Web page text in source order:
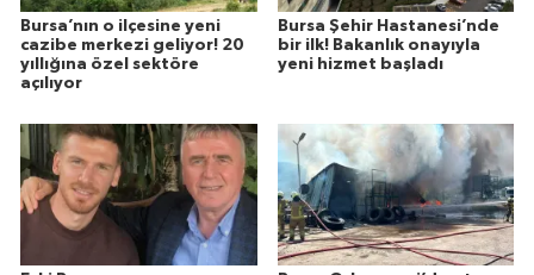
Bursa’nın o ilçesine yeni
cazibe merkezi geliyor! 20
yıllığına özel sektöre
açılıyor
Bursa Şehir Hastanesi’nde
bir ilk! Bakanlık onayıyla
yeni hizmet başladı